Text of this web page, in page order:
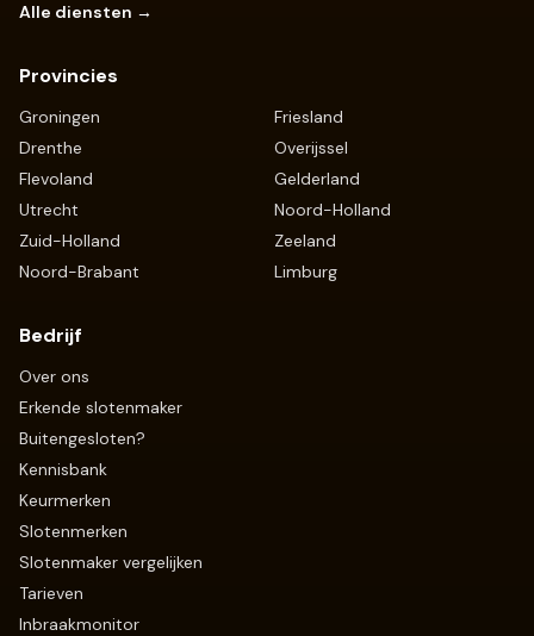
Alle diensten →
Provincies
Groningen
Friesland
Drenthe
Overijssel
Flevoland
Gelderland
Utrecht
Noord-Holland
Zuid-Holland
Zeeland
Noord-Brabant
Limburg
Bedrijf
Over ons
Erkende slotenmaker
Buitengesloten?
Kennisbank
Keurmerken
Slotenmerken
Slotenmaker vergelijken
Tarieven
Inbraakmonitor